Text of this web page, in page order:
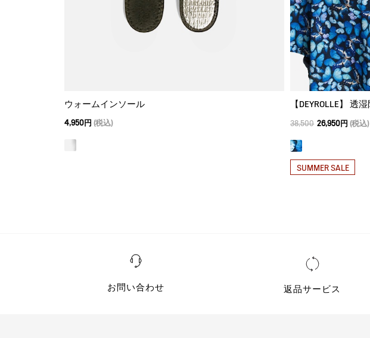
ウォームインソール
4,950円 (税込) 38,500 26,950円 (税込)
SUMMER SALE
お問い合わせ 返品サービス